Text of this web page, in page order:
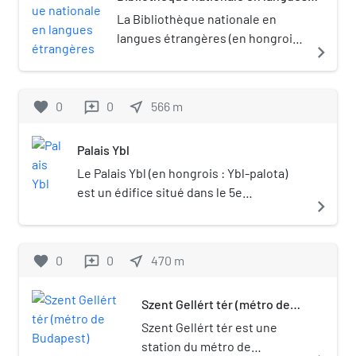
La Bibliothèque nationale en
langues étrangères (en hongrois :
OIK) est la principale bibliothèque
Hongrie Sciences de l’information
Budapest Portail de la Hongrie
navigate_next
favorite 0 reviews 0 near_me 566 m
Palais Ybl
Le Palais Ybl (en hongrois : Ybl-palota)
est un édifice situé dans le 5e
dans le quartier de Belváros, derrière
Bibliothèque universitaire. Ce site est
Portail de Budapest
navigate_next
favorite 0 reviews 0 near_me 470 m
Szent Gellért tér (métro de
Szent Gellért tér est une
station du métro de